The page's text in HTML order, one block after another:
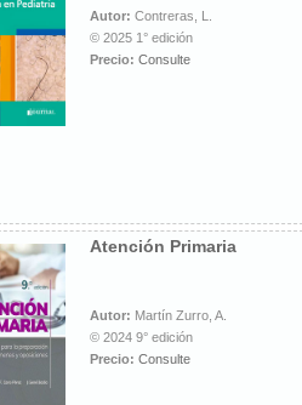
Autor: Contreras, L.
© 2025 1° edición
Precio: Consulte
Atención Primaria
Autor: Martín Zurro, A.
© 2024 9° edición
Precio: Consulte